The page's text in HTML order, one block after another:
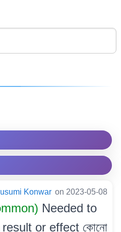
Konwar on 2023-05-08
Needed to
or effect কোনো